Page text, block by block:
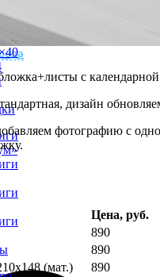
миру
с календарной
дизайн
фотографию с
Цена, руб.
890
890
(мат.)
890